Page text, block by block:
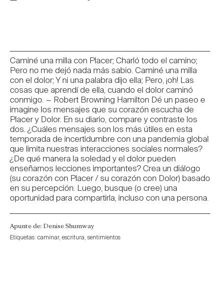
Caminé una milla con Placer; Charló todo el camino;
Pero no me dejó nada más sabio. Caminé una milla
con el dolor; Y ni una palabra dijo ella; Pero, ¡oh! Las
cosas que aprendí de ella, cuando el dolor caminó
conmigo. ~ Robert Browning Hamilton Dé un paseo e
imagine los mensajes que su corazón escucha de
Placer y Dolor. En su diario, compare y contraste los
dos. ¿Cuáles mensajes son los más útiles en esta
temporada de incertidumbre con una pandemia global
que limita nuestras interacciones sociales normales?
¿De qué manera la soledad y el dolor pueden
enseñarnos lecciones importantes? Crea un diálogo
(su corazón con Placer / su corazón con Dolor) basado
en su percepción. Luego, busque (o cree) una
oportunidad para compartirla, incluso con una persona.
Apunte de: Denise Shumway
Etiquetas: caminar, escritura, sentimientos